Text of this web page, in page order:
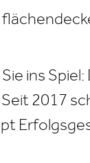
ins
2017